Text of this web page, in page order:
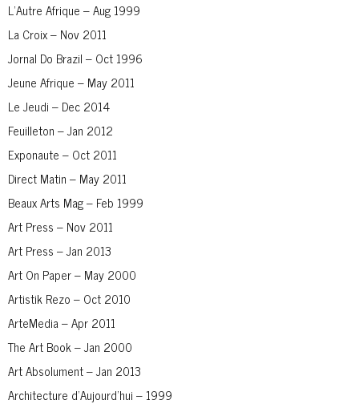
L’Autre Afrique – Aug 1999
La Croix – Nov 2011
Jornal Do Brazil – Oct 1996
Jeune Afrique – May 2011
Le Jeudi – Dec 2014
Feuilleton – Jan 2012
Exponaute – Oct 2011
Direct Matin – May 2011
Beaux Arts Mag – Feb 1999
Art Press – Nov 2011
Art Press – Jan 2013
Art On Paper – May 2000
Artistik Rezo – Oct 2010
ArteMedia – Apr 2011
The Art Book – Jan 2000
Art Absolument – Jan 2013
Architecture d’Aujourd’hui – 1999